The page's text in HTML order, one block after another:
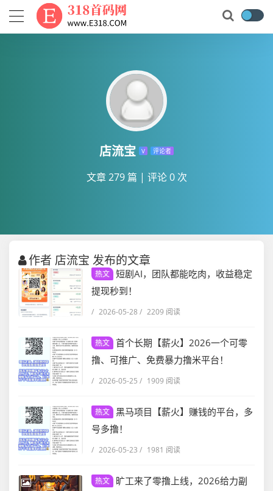
店流宝 V 评论者
文章 279 篇 | 评论 0 次
作者 店流宝 发布的文章
热文 短剧AI，团队都能吃肉，收益稳定
提现秒到！
/ 2026-05-28 / 2209 阅读
热文 首个长期【薪火】2026一个可零
撸、可推广、免费暴力撸米平台！
/ 2026-05-25 / 1909 阅读
热文 黑马项目【薪火】赚钱的平台，多
号多撸！
/ 2026-05-23 / 1981 阅读
热文
旷工来了零撸上线，2026给力副